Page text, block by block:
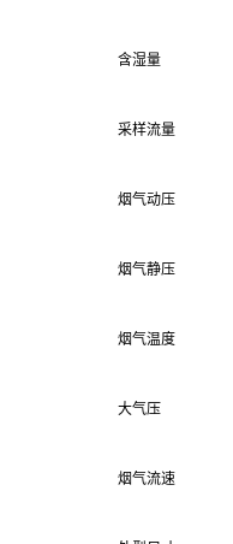
含湿量
采样流量
烟气动压
烟气静压
烟气温度
大气压
烟气流速